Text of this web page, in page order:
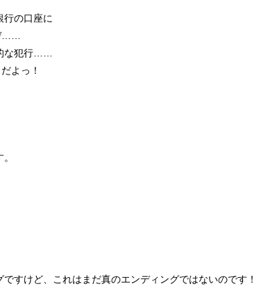
行の口座に
……
な犯行……
よっ！
すけど、これはまだ真のエンディングではないのです！